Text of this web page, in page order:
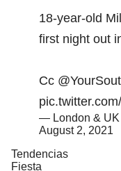
18-year-old
first night out
Cc
— London & UK
August 2, 2021
Tendencias
Fiesta